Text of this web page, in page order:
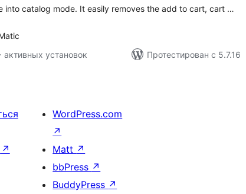
into catalog mode. It easily removes the add to cart, cart …
активных установок
Протестирован с 5.7.16
↗
WordPress.com
↗
Matt ↗
bbPress ↗
BuddyPress ↗